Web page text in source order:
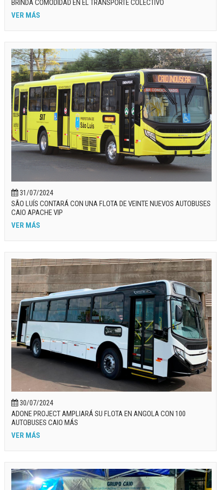
BRINDA COMODIDAD EN EL TRANSPORTE COLECTIVO
VER MÁS
31/07/2024
SÃO LUÍS CONTARÁ CON UNA FLOTA DE VEINTE NUEVOS AUTOBUSES
CAIO APACHE VIP
VER MÁS
30/07/2024
ADONE PROJECT AMPLIARÁ SU FLOTA EN ANGOLA CON 100
AUTOBUSES CAIO MÁS
VER MÁS